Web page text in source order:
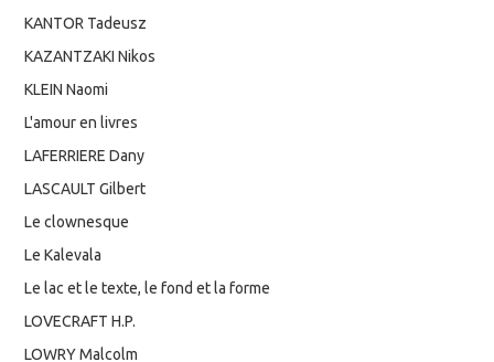
KANTOR Tadeusz
KAZANTZAKI Nikos
KLEIN Naomi
L'amour en livres
LAFERRIERE Dany
LASCAULT Gilbert
Le clownesque
Le Kalevala
Le lac et le texte, le fond et la forme
LOVECRAFT H.P.
LOWRY Malcolm